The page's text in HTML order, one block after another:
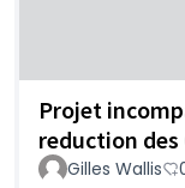
Projet
reduction des
Gilles Wallis